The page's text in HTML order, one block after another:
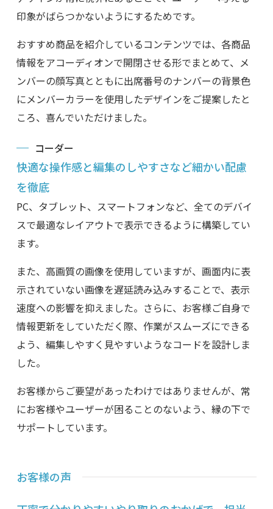
印象がばらつかないようにするためです。
おすすめ商品を紹介しているコンテンツでは、各商品
情報をアコーディオンで開閉させる形でまとめて、メ
ンバーの顔写真とともに出席番号のナンバーの背景色
にメンバーカラーを使用したデザインをご提案したと
ころ、喜んでいただけました。
コーダー
快適な操作感と編集のしやすさなど細かい配慮
を徹底
PC、タブレット、スマートフォンなど、全てのデバイ
スで最適なレイアウトで表示できるように構築してい
ます。
また、高画質の画像を使用していますが、画面内に表
示されていない画像を遅延読み込みすることで、表示
速度への影響を抑えました。さらに、お客様ご自身で
情報更新をしていただく際、作業がスムーズにできる
よう、編集しやすく見やすいようなコードを設計しま
した。
お客様からご要望があったわけではありませんが、常
にお客様やユーザーが困ることのないよう、縁の下で
サポートしています。
お客様の声